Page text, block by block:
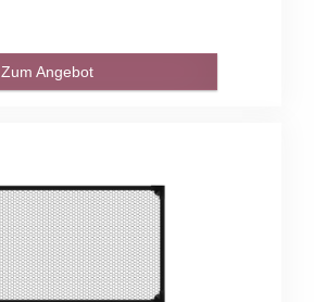
Zum Angebot